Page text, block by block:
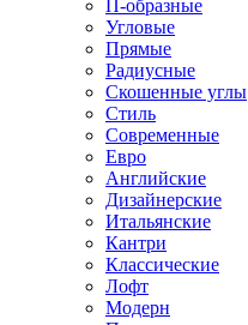
П-образные
Угловые
Прямые
Радиусные
Скошенные углы
Стиль
Современные
Евро
Английские
Дизайнерские
Итальянские
Кантри
Классические
Лофт
Модерн